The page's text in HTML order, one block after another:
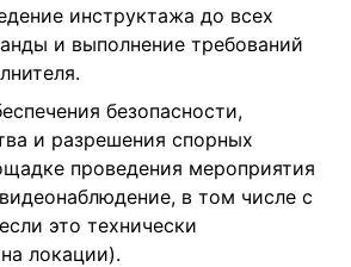
инструктажа до всех
и выполнение требований
безопасности,
и разрешения спорных
проведения мероприятия
в том числе с
это технически
локации).